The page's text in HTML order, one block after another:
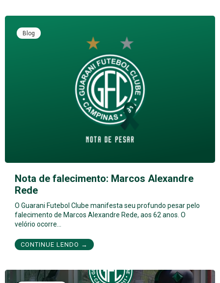
Blog
Nota de falecimento: Marcos Alexandre
Rede
O Guarani Futebol Clube manifesta seu profundo pesar pelo
falecimento de Marcos Alexandre Rede, aos 62 anos. O
velório ocorre…
CONTINUE LENDO →